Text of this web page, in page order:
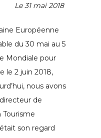
Le 31 mai 2018
Européenne
du 30 mai au 5
Mondiale pour
le 2 juin 2018,
nous avons
de
Tourisme
son regard